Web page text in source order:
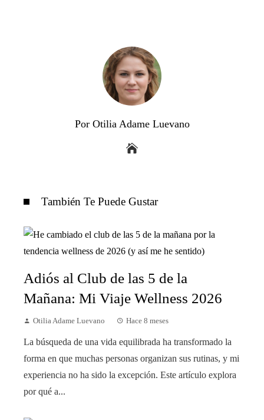
Por Otilia Adame Luevano
También Te Puede Gustar
Adiós al Club de las 5 de la
Mañana: Mi Viaje Wellness 2026
Otilia Adame Luevano Hace 8 meses
La búsqueda de una vida equilibrada ha transformado la
forma en que muchas personas organizan sus rutinas, y mi
experiencia no ha sido la excepción. Este artículo explora
por qué a...